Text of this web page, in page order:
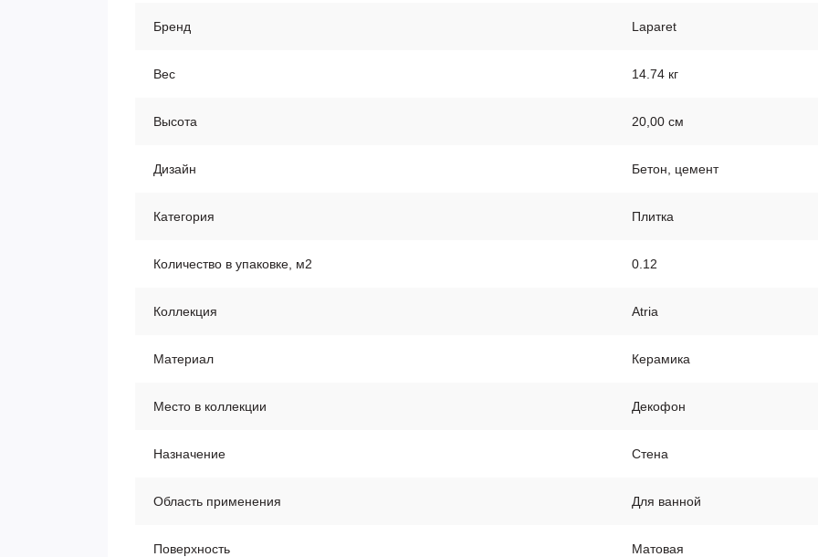
Бренд Laparet
Вес 14.74 кг
Высота 20,00 см
Дизайн Бетон, цемент
Категория Плитка
Количество в упаковке, м2 0.12
Коллекция Atria
Материал Керамика
Место в коллекции Декофон
Назначение Стена
Область применения Для ванной
Поверхность Матовая